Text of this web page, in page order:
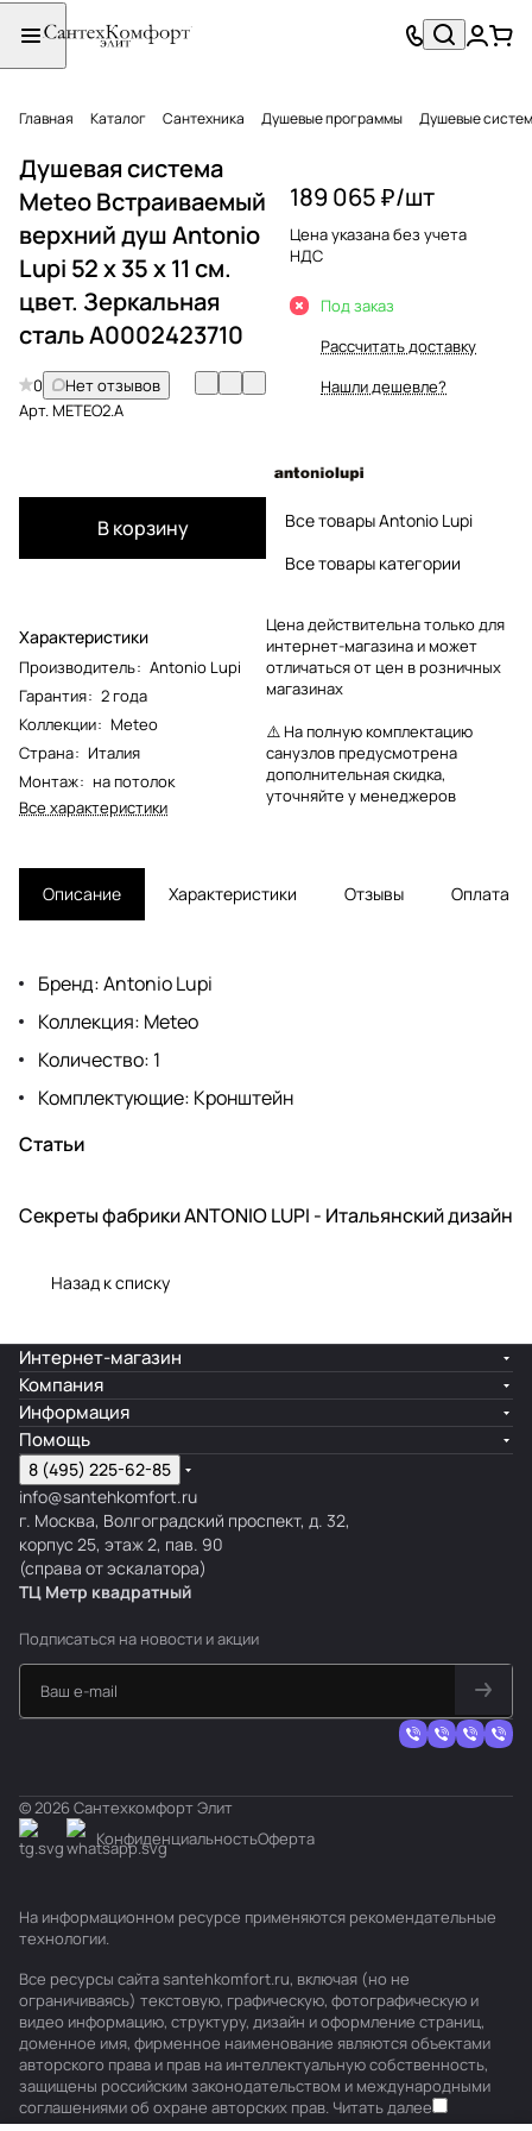
Главная Каталог Сантехника Душевые программы Душевые
Душевая система
Meteo Встраиваемый
верхний душ Antonio
Lupi 52 x 35 x 11 см.
цвет. Зеркальная
сталь А0002423710
0
Нет отзывов
Арт.METEO2.A
В корзину
Характеристики
Производитель: Antonio Lupi
Гарантия: 2 года
Коллекции: Meteo
Страна: Италия
Монтаж: на потолок
Все характеристики
189 065 ₽/шт
Цена указана без учета
НДС
Под заказ
Рассчитать доставку
Нашли дешевле?
Все товары Antonio Lupi
Все товары категории
Цена действительна только для
интернет-магазина и может
отличаться от цен в розничных
магазинах
⚠️ На полную комплектацию
санузлов предусмотрена
дополнительная скидка,
уточняйте у менеджеров
Описание Характеристики Отзывы Оплата
Бренд: Antonio Lupi
Коллекция: Meteo
Количество: 1
Комплектующие: Кронштейн
Статьи
Производства
Секреты фабрики ANTONIO LUPI - Итальянский дизайн
Назад к списку
Интернет-магазин
Компания
Информация
Помощь
8 (495) 225-62-85
info@santehkomfort.ru
г. Москва, Волгоградский проспект, д. 32,
корпус 25, этаж 2, пав. 90
(справа от эскалатора)
ТЦ Метр квадратный
Подписаться на новости и акции
© 2026 Сантехкомфорт Элит
КонфиденциальностьОферта
На информационном ресурсе применяются рекомендательные
технологии.
Все ресурсы сайта santehkomfort.ru, включая (но не
ограничиваясь) текстовую, графическую, фотографическую и
видео информацию, структуру, дизайн и оформление страниц,
доменное имя, фирменное наименование являются объектами
авторского права и прав на интеллектуальную собственность,
защищены российским законодательством и международными
соглашениями об охране авторских прав. Читать далее